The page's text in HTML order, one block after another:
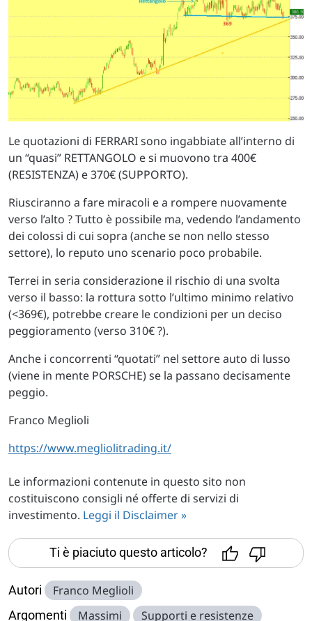
Le quotazioni di FERRARI sono ingabbiate all’interno di
un “quasi” RETTANGOLO e si muovono tra 400€
(RESISTENZA) e 370€ (SUPPORTO).
Riusciranno a fare miracoli e a rompere nuovamente
verso l’alto ? Tutto è possibile ma, vedendo l’andamento
dei colossi di cui sopra (anche se non nello stesso
settore), lo reputo uno scenario poco probabile.
Terrei in seria considerazione il rischio di una svolta
verso il basso: la rottura sotto l’ultimo minimo relativo
(<369€), potrebbe creare le condizioni per un deciso
peggioramento (verso 310€ ?).
Anche i concorrenti “quotati” nel settore auto di lusso
(viene in mente PORSCHE) se la passano decisamente
peggio.
Franco Meglioli
https://www.megliolitrading.it/
Le informazioni contenute in questo sito non
costituiscono consigli né offerte di servizi di
investimento. Leggi il Disclaimer »
Ti è piaciuto questo articolo?
Autori Franco Meglioli
Argomenti Massimi
Supporti e resistenze